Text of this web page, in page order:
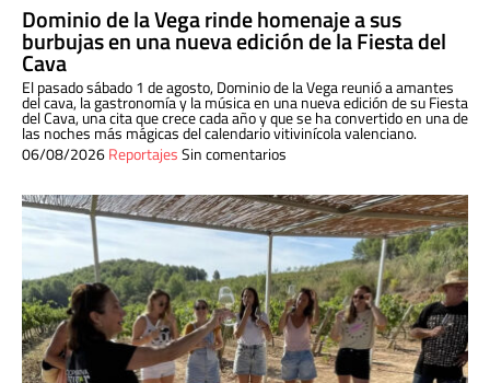
Dominio de la Vega rinde homenaje a sus
burbujas en una nueva edición de la Fiesta del
Cava
El pasado sábado 1 de agosto, Dominio de la Vega reunió a amantes
del cava, la gastronomía y la música en una nueva edición de su Fiesta
del Cava, una cita que crece cada año y que se ha convertido en una de
las noches más mágicas del calendario vitivinícola valenciano.
06/08/2026ReportajesSin comentarios